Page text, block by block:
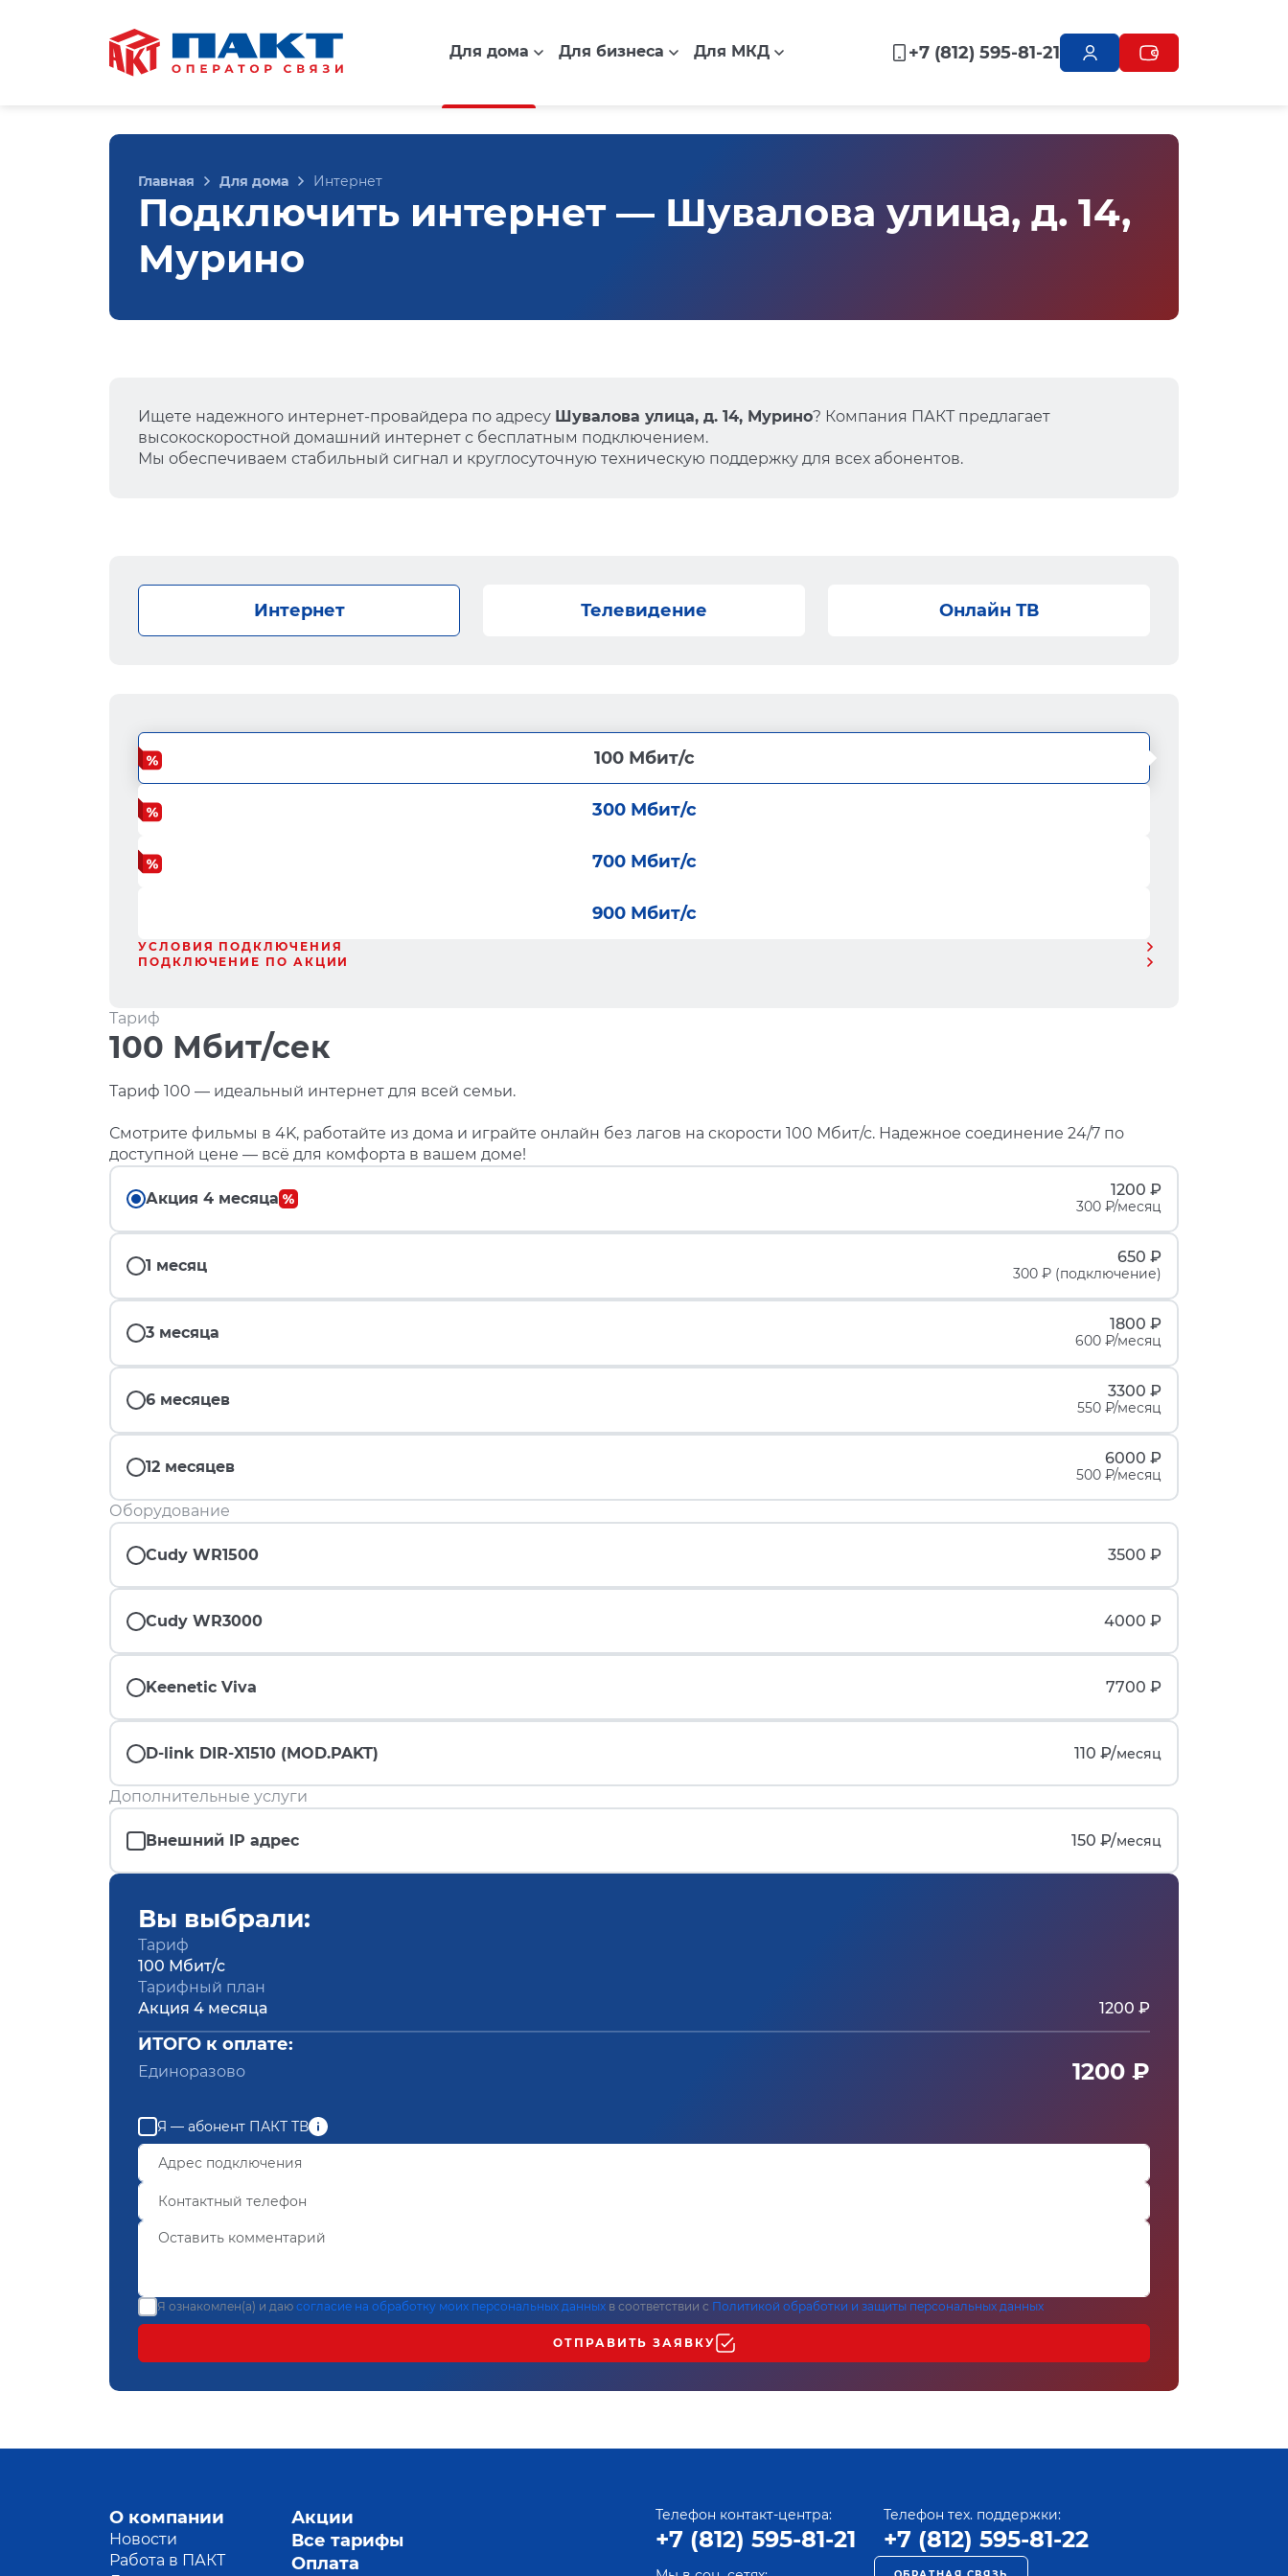
Для дома Для бизнеса Для МКД +7 (812) 595-81-21
Главная Для дома Интернет
Подключить интернет — Шувалова улица, д. 14,
Мурино
Ищете надежного интернет-провайдера по адресу Шувалова улица, д. 14, Мурино? Компания ПАКТ предлагает
высокоскоростной домашний интернет с бесплатным подключением.
Мы обеспечиваем стабильный сигнал и круглосуточную техническую поддержку для всех абонентов.
Интернет Телевидение Онлайн ТВ
100 Мбит/с
300 Мбит/с
700 Мбит/с
900 Мбит/с
УСЛОВИЯ ПОДКЛЮЧЕНИЯ
ПОДКЛЮЧЕНИЕ ПО АКЦИИ
Тариф
100 Мбит/сек
Тариф 100 — идеальный интернет для всей семьи.
Смотрите фильмы в 4K, работайте из дома и играйте онлайн без лагов на скорости 100 Мбит/с. Надежное соединение 24/7 по
доступной цене — всё для комфорта в вашем доме!
Акция 4 месяца 1200 ₽
300 ₽/месяц
1 месяц 650 ₽
300 ₽ (подключение)
3 месяца 1800 ₽
600 ₽/месяц
6 месяцев 3300 ₽
550 ₽/месяц
12 месяцев 6000 ₽
500 ₽/месяц
Оборудование
Cudy WR1500 3500 ₽
Cudy WR3000 4000 ₽
Keenetic Viva 7700 ₽
D-link DIR-X1510 (MOD.PAKT) 110 ₽/месяц
Дополнительные услуги
Внешний IP адрес 150 ₽/месяц
Вы выбрали:
Тариф
100 Мбит/с
Тарифный план
Акция 4 месяца
1200 ₽
ИТОГО к оплате:
Единоразово 1200 ₽
Я — абонент ПАКТ ТВ
Я ознакомлен(а) и даю согласие на обработку моих персональных данных в соответствии с Политикой обработки и защиты персональных данных
ОТПРАВИТЬ ЗАЯВКУ
О компании
Новости
Работа в ПАКТ
Акции
Все тарифы
Оплата
Телефон контакт-центра:
+7 (812) 595-81-21
Телефон тех. поддержки:
+7 (812) 595-81-22